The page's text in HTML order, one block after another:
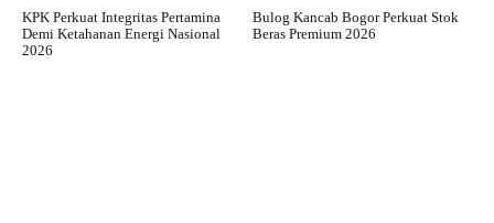
KPK Perkuat Integritas Pertamina
Demi Ketahanan Energi Nasional
2026
Bulog Kancab Bogor Perkuat Stok
Beras Premium 2026